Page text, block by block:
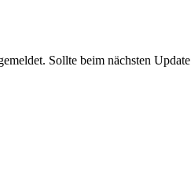
Sollte beim nächsten